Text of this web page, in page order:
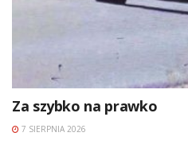
Za szybko na prawko
7 SIERPNIA 2026